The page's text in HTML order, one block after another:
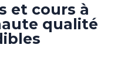
et cours à
qualité